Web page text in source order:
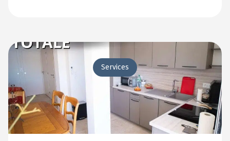
Services